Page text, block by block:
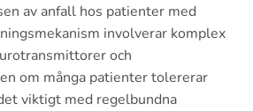
av anfall hos patienter med
involverar komplex
och
om många patienter tolererar
viktigt med regelbundna